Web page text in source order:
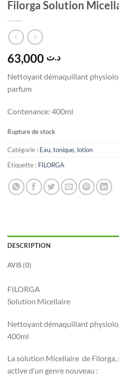
Filorga Solution
د.ت
Nettoyant démaquillant
parfum
Contenance: 400ml
Rupture de stock
Catégorie : Eau, tonique, lotion
Étiquette : FILORGA
DESCRIPTION
AVIS (0)
FILORGA
Solution Micellaire
Nettoyant démaquillant
400ml
La solution Micellaire de Filorga,
active d’un genre nouveau :